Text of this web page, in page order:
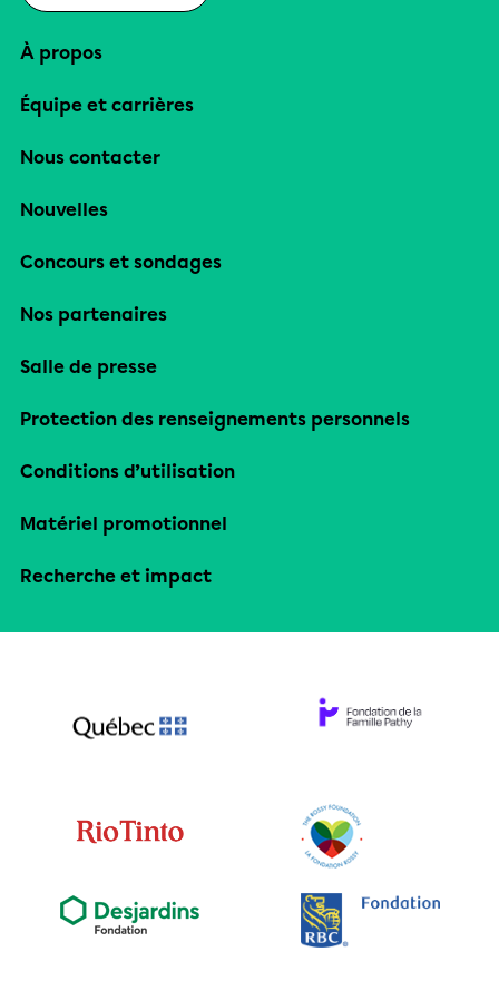
À propos
Équipe et carrières
Nous contacter
Nouvelles
Concours et sondages
Nos partenaires
Salle de presse
Protection des renseignements personnels
Conditions d’utilisation
Matériel promotionnel
Recherche et impact